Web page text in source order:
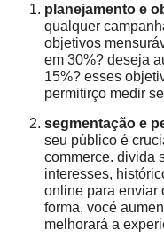
planejamento e
qualquer
objetivos
em 30%? deseja
15%? esses
permitirço medir
segmentação e
seu público é
commerce. divida
interesses,
online para enviar
forma, vocé
melhorará a